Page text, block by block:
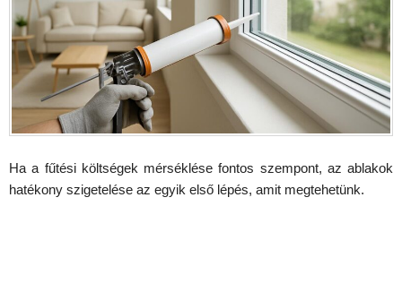
Ha a fűtési költségek mérséklése fontos szempont, az ablakok
hatékony szigetelése az egyik első lépés, amit megtehetünk.